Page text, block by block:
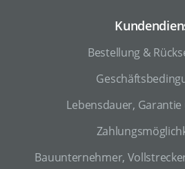
Bestellung &
Lebensdauer, Garantie
Bauunternehmer,